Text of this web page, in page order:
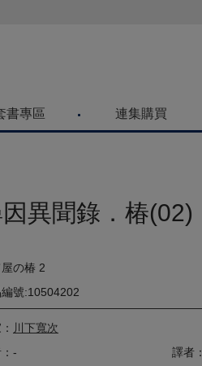
高警覺！
書專區 連集購買
異聞錄．椿(02)
の椿 2
編號:10504202
川下寬次
-
譯者：